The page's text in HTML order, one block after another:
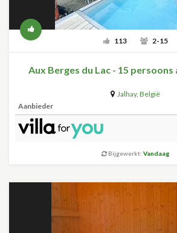
113 2-15
Aux Berges du Lac - 15
Jalhay, België
Aanbieder
Bijgewerkt: Vandaag